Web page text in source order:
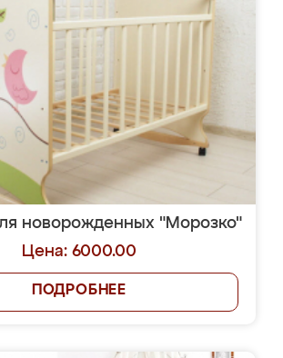
новорожденных "Морозко"
Цена: 6000.00
ПОДРОБНЕЕ